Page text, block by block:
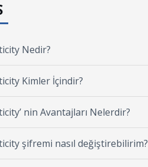
Nedir?
Kimler İçindir?
nin Avantajları Nelerdir?
şifremi nasıl değiştirebilirim?